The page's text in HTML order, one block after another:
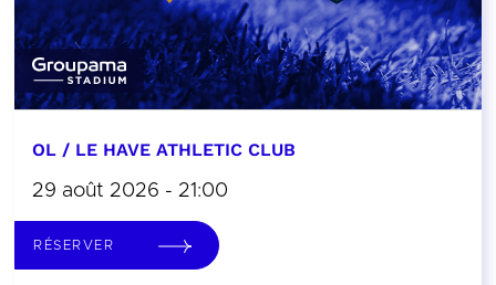
OL / LE HAVE ATHLETIC CLUB
29 août 2026 - 21:00
RÉSERVER